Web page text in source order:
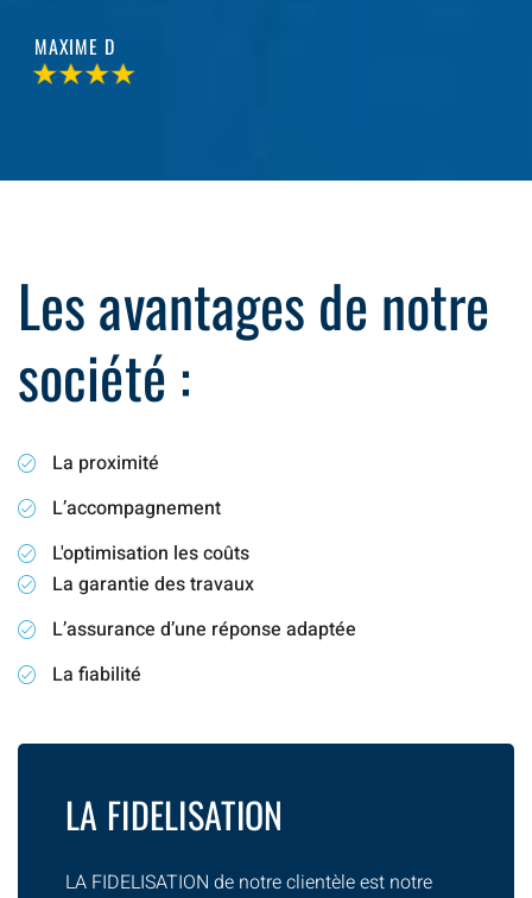
MAXIME D
Les avantages de notre
société :
La proximité
L’accompagnement
L'optimisation les coûts
La garantie des travaux
L’assurance d’une réponse adaptée
La fiabilité
LA FIDELISATION
LA FIDELISATION de notre clientèle est notre